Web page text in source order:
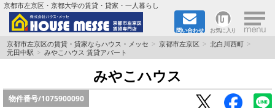
京都市左京区・京都大学の賃貸・貸家・一人暮らし
問い合わせ お気に入り ×
TOPページ
地域から検索
京都市左京区の賃貸・貸家ならハウス・メッセ 京都市左京区
北白川西町
元田中駅
みやこハウス 賃貸アパート
みやこハウス
物件番号/1075900090